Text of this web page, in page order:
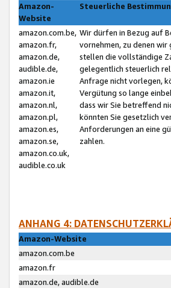
Amazon-
Website
Steuerliche
amazon.com.be,
amazon.fr,
amazon.de,
audible.de,
amazon.ie
amazon.it,
amazon.nl,
amazon.pl,
amazon.es,
amazon.se,
amazon.co.uk,
audible.co.uk
Wir dürfen in Bezug auf
vornehmen, zu denen
stellen die vollständige
gelegentlich steuerlich
Anfrage nicht vorlegen,
Vergütung so lange
dass wir Sie betreffend
könnten Sie gesetzlich
Anforderungen an eine
zahlen.
ANHANG 4:
Amazon-Website
amazon.com.be
amazon.fr
amazon.de, audible.de